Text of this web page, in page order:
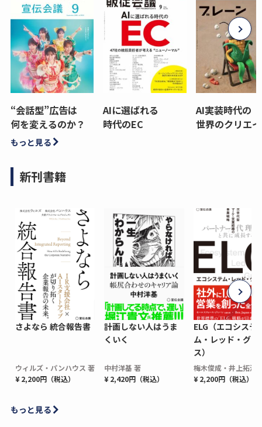
“会話型”広告は
何を変えるのか？
AIに選ばれる
時代のEC
AI実装時代の
世界のクリエ
もっと見る
新刊書籍
さよなら 統合報告書
ウィルズ・パンハウス 著
¥ 2,200円（税込）
計画しない人はうま
くいく
中村洋基 著
¥ 2,420円（税込）
ELG（エコシステ
ム・レッド・グロ
ス）
梅木俊成・井上拓海
¥ 2,200円（税込）
もっと見る